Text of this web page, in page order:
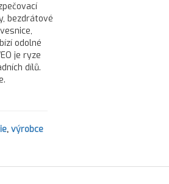
bezdrátové
odolné
je ryze
dílů.
, výrobce